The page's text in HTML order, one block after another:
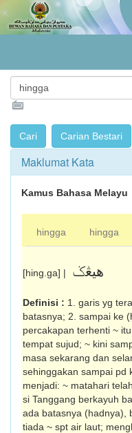
Maklumat Kata
Kamus Bahasa Melayu
hingga hingga
[hing.ga] | هيڠݢ
Definisi : 1. garis yg
batasnya; 2. sampai ke
percakapan terhenti ~
tempat sujud; ~ kini
masa sekarang dan
sehinggakan sam­pai pd
menjadi: ~ matahari
si Tanggang berkayuh
ada batasnya (hadnya),
tiada ~ spt air laut;